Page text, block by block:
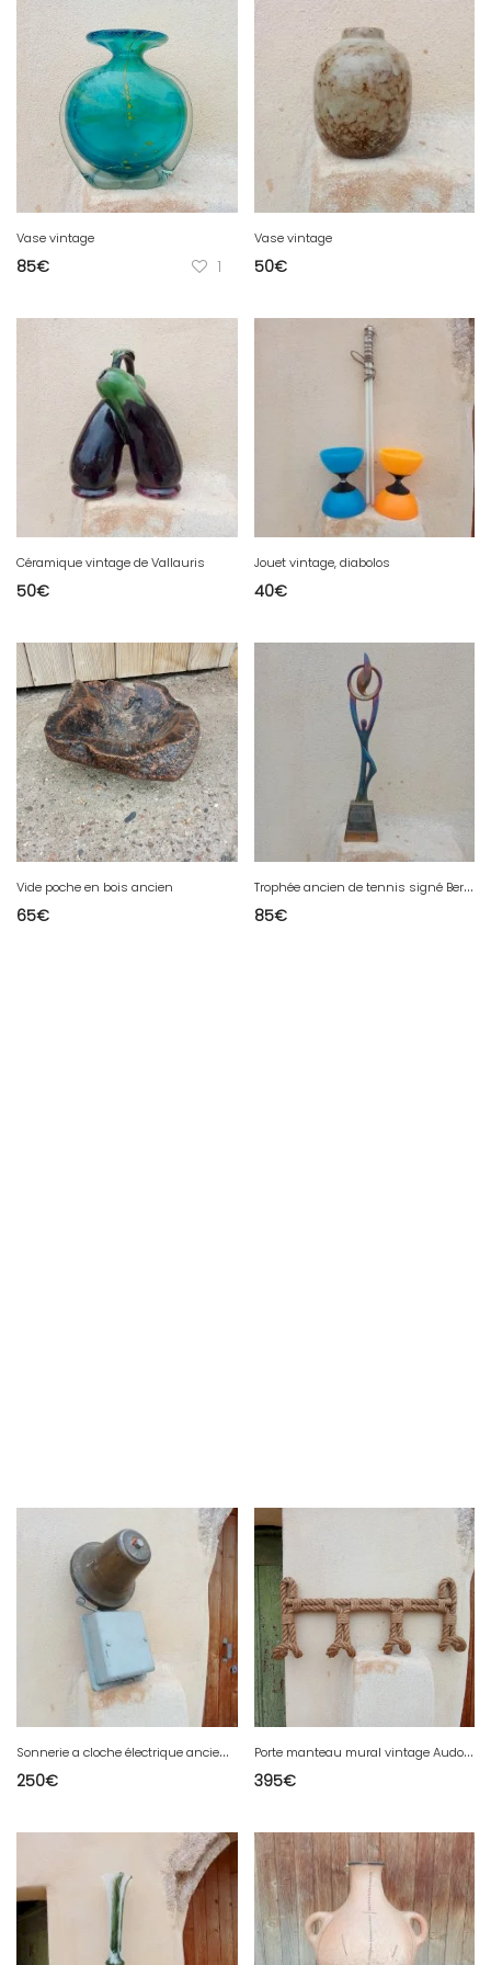
Vase vintage
85€ 1
Vase vintage
50€
Céramique vintage de Vallauris
50€
Jouet vintage, diabolos
40€
Vide poche en bois ancien
65€
T
rophée ancien de tennis signé Bernard Butsch
85€
S
onnerie a cloche électrique ancienne
250€
P
orte manteau mural vintage Audoux Minet
395€